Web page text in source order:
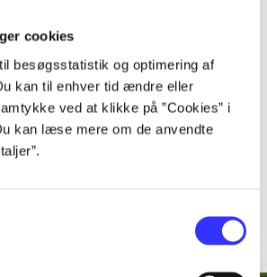
cookies
besøgsstatistik og optimering af
kan til enhver tid ændre eller
ved at klikke på ”Cookies” i
kan læse mere om de anvendte